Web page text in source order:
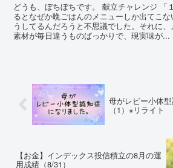
どうも、ぼちぼちです。 献立チャレンジ 「
るとなぜか晩ごはんのメニューしか出てこ
うしてるんだろうと不思議でした。それに
素材が毎日違うものばっかりで、現実味が...
母がレビー小体
（1）※リライト
【お金】インデックス投信積立の8月の運
用成績（8/31）